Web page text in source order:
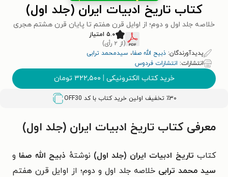
کتاب تاریخ ادبیات ایران (جلد اول)
خلاصه جلد اول و دوم؛ از اوایل قرن هفتم تا پایان قرن هشتم هجری
۵.۰ امتیاز
(از ۲ رأی)
پدیدآورندگان: ذبیح الله صفا، سیدمحمد ترابی
انتشارات: انتشارات فردوس
خرید کتاب الکترونیکی | ۳۲۲,۵۰۰ تومان
٪۳۰ تخفیف اولین خرید کتاب با کد OFF30
معرفی کتاب تاریخ ادبیات ایران (جلد اول)
کتابتاریخ ادبیات ایران (جلد اول) نوشتهٔ ذبیح‌ الله صفا و
سید محمد ترابی خلاصه جلد اول و دوم؛ از اوایل قرن هفتم